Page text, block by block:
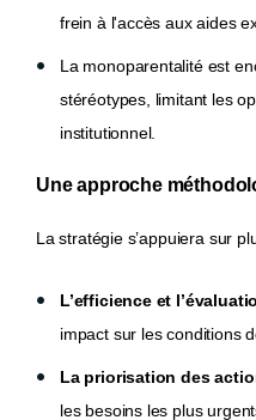
frein à l'accès aux aides
La monoparentalité est
stéréotypes, limitant les
institutionnel.
Une approche
La stratégie s’appuiera sur
L’efficience et
impact sur les conditions
La priorisation des
les besoins les plus